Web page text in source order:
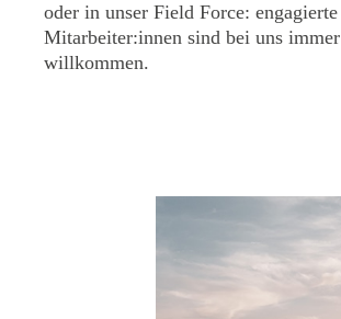
oder in unser Field Force: engagierte
Mitarbeiter:innen sind bei uns immer
willkommen.